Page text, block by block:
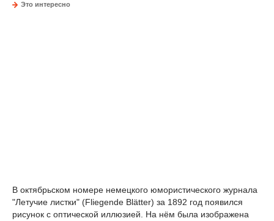
Это интересно
В октябрьском номере немецкого юмористического журнала
"Летучие листки" (Fliegende Blätter) за 1892 год появился
рисунок с оптической иллюзией. На нём была изображена